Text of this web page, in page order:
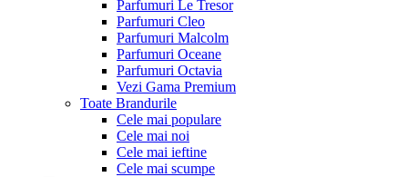
Parfumuri Le Tresor
Parfumuri Cleo
Parfumuri Malcolm
Parfumuri Oceane
Parfumuri Octavia
Vezi Gama Premium
Toate Brandurile
Cele mai populare
Cele mai noi
Cele mai ieftine
Cele mai scumpe